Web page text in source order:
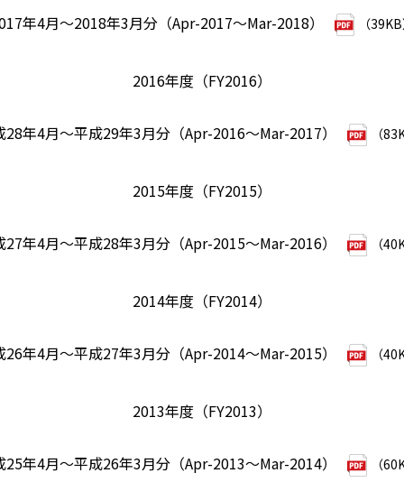
年4月～2018年3月分（Apr-2017～Mar-2018） （
2016年度（FY2016）
28年4月～平成29年3月分（Apr-2016～Mar-2017） （
2015年度（FY2015）
27年4月～平成28年3月分（Apr-2015～Mar-2016） （
2014年度（FY2014）
26年4月～平成27年3月分（Apr-2014～Mar-2015） （
2013年度（FY2013）
25年4月～平成26年3月分（Apr-2013～Mar-2014） （